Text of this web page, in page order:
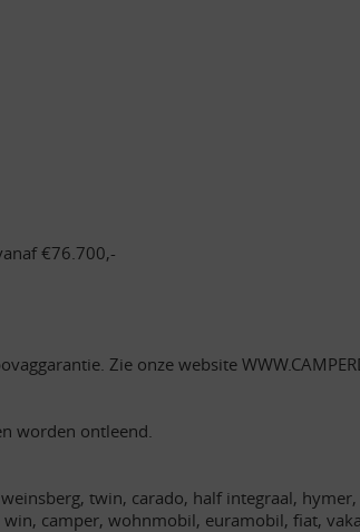
€76.700,-
Zie onze website
worden ontleend.
twin, carado, half integraal,
camper, wohnmobil, euramobil, fiat,